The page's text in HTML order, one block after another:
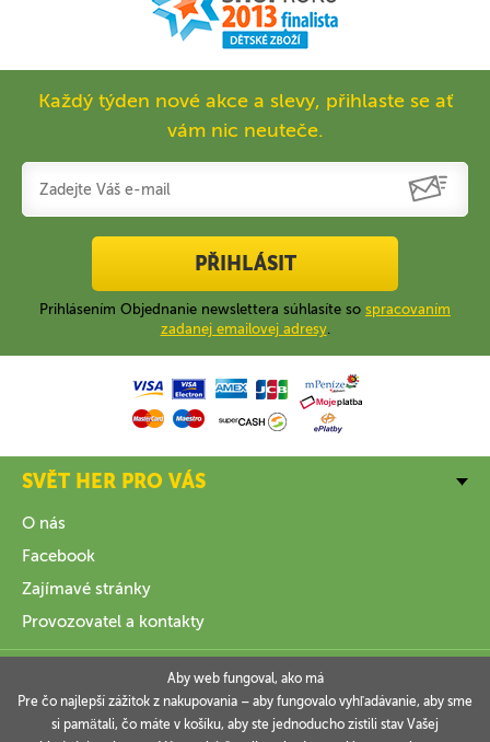
Každý týden nové akce a slevy, přihlaste se ať
vám nic neuteče.
PŘIHLÁSIT
Prihlásením Objednanie newslettera súhlasíte so spracovaním
zadanej emailovej adresy.
SVĚT HER PRO VÁS
O nás
Facebook
Zajímavé stránky
Provozovatel a kontakty
Aby web fungoval, ako má
Pre čo najlepší zážitok z nakupovania – aby fungovalo vyhľadávanie, aby sme
si pamätali, čo máte v košíku, aby ste jednoducho zistili stav Vašej